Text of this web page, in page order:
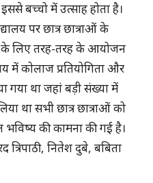
बच्चो में उत्साह होता है।
पर छात्र छात्राओं के
के लिए तरह-तरह के आयोजन
में कोलाज प्रतियोगिता और
गया था जहां बड़ी संख्या में
था सभी छात्र छात्राओं को
की कामना की गई है।
नितेश दुबे, बबिता